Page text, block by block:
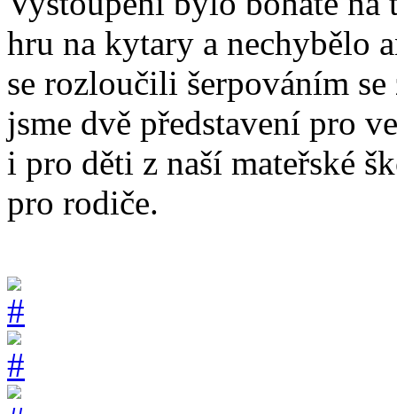
hru na kytary a nechybělo
se rozloučili šerpováním
jsme dvě představení pro
i pro děti z naší mateřské
pro rodiče.